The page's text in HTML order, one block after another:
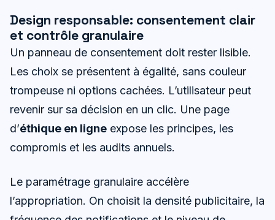
Design responsable: consentement clair
et contrôle granulaire
Un panneau de consentement doit rester lisible.
Les choix se présentent à égalité, sans couleur
trompeuse ni options cachées. L’utilisateur peut
revenir sur sa décision en un clic. Une page
d’éthique en ligne expose les principes, les
compromis et les audits annuels.
Le paramétrage granulaire accélère
l’appropriation. On choisit la densité publicitaire, la